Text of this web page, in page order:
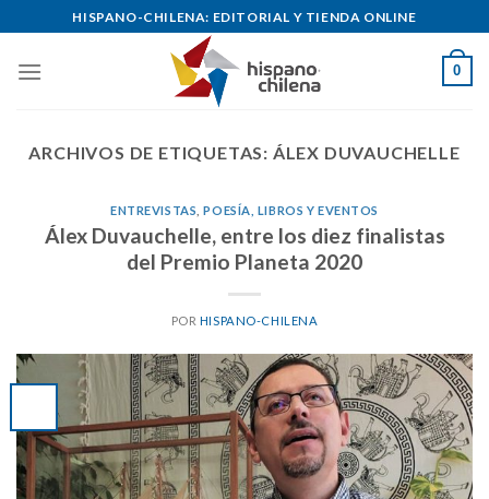
to
content
HISPANO-CHILENA: EDITORIAL Y TIENDA ONLINE
0
ARCHIVOS DE ETIQUETAS: ÁLEX DUVAUCHELLE
ENTREVISTAS ,POESÍA, LIBROS Y EVENTOS
Álex Duvauchelle, entre los diez finalistas
del Premio Planeta 2020
POR HISPANO-CHILENA